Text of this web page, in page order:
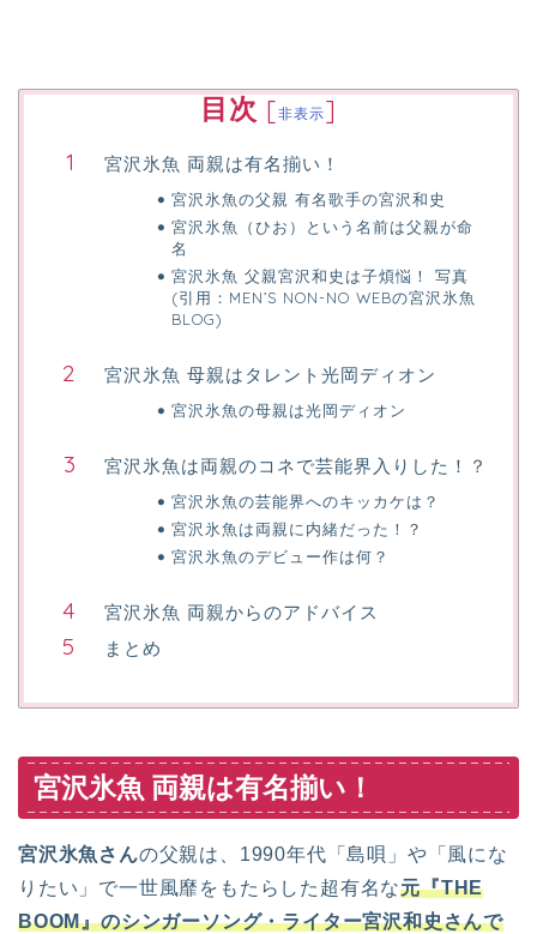
目次 [非表示]
宮沢氷魚 両親は有名揃い！
宮沢氷魚の父親 有名歌手の宮沢和史
宮沢氷魚（ひお）という名前は父親が命
名
宮沢氷魚 父親宮沢和史は子煩悩！ 写真
(引用：MEN’S NON-NO WEBの宮沢氷魚
BLOG)
宮沢氷魚 母親はタレント光岡ディオン
宮沢氷魚の母親は光岡ディオン
宮沢氷魚は両親のコネで芸能界入りした！？
宮沢氷魚の芸能界へのキッカケは？
宮沢氷魚は両親に内緒だった！？
宮沢氷魚のデビュー作は何？
宮沢氷魚 両親からのアドバイス
まとめ
宮沢氷魚 両親は有名揃い！
宮沢氷魚さんの父親は、1990年代「島唄」や「風にな
りたい」で一世風靡をもたらした超有名な元『THE
BOOM』のシンガーソング・ライター宮沢和史さんで